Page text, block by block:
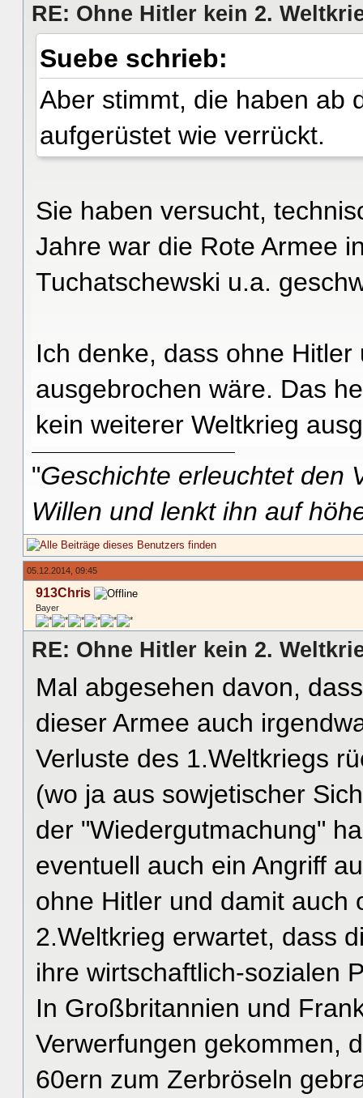
RE: Ohne Hitler kein 2.
Suebe schrieb:
Aber stimmt, die haben ab
aufgerüstet wie verrückt.
Sie haben versucht,
Jahre war die Rote Armee
Tuchatschewski u.a.
Ich denke, dass ohne
ausgebrochen wäre. Das
kein weiterer Weltkrieg
"Geschichte erleuchtet den
Willen und lenkt ihn auf
05.12.2014, 09:45
913Chris
Bayer
RE: Ohne Hitler kein 2.
Mal abgesehen davon,
dieser Armee auch
Verluste des 1.Weltkriegs
(wo ja aus sowjetischer
der "Wiedergutmachung"
eventuell auch ein Angriff
ohne Hitler und damit auch
2.Weltkrieg erwartet, dass
ihre wirtschaftlich-sozialen
In Großbritannien und
Verwerfungen gekommen,
60ern zum Zerbröseln